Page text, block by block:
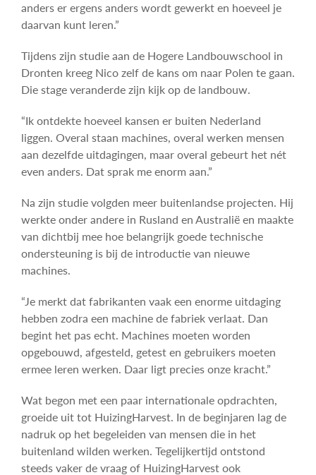
anders er ergens anders wordt gewerkt en hoeveel je
daarvan kunt leren.”
Tijdens zijn studie aan de Hogere Landbouwschool in
Dronten kreeg Nico zelf de kans om naar Polen te gaan.
Die stage veranderde zijn kijk op de landbouw.
“Ik ontdekte hoeveel kansen er buiten Nederland
liggen. Overal staan machines, overal werken mensen
aan dezelfde uitdagingen, maar overal gebeurt het nét
even anders. Dat sprak me enorm aan.”
Na zijn studie volgden meer buitenlandse projecten. Hij
werkte onder andere in Rusland en Australië en maakte
van dichtbij mee hoe belangrijk goede technische
ondersteuning is bij de introductie van nieuwe
machines.
“Je merkt dat fabrikanten vaak een enorme uitdaging
hebben zodra een machine de fabriek verlaat. Dan
begint het pas echt. Machines moeten worden
opgebouwd, afgesteld, getest en gebruikers moeten
ermee leren werken. Daar ligt precies onze kracht.”
Wat begon met een paar internationale opdrachten,
groeide uit tot HuizingHarvest. In de beginjaren lag de
nadruk op het begeleiden van mensen die in het
buitenland wilden werken. Tegelijkertijd ontstond
steeds vaker de vraag of HuizingHarvest ook